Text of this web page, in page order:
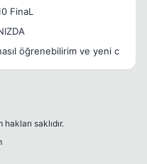
FinaL
öğrenebilirim ve yeni c
saklıdır.